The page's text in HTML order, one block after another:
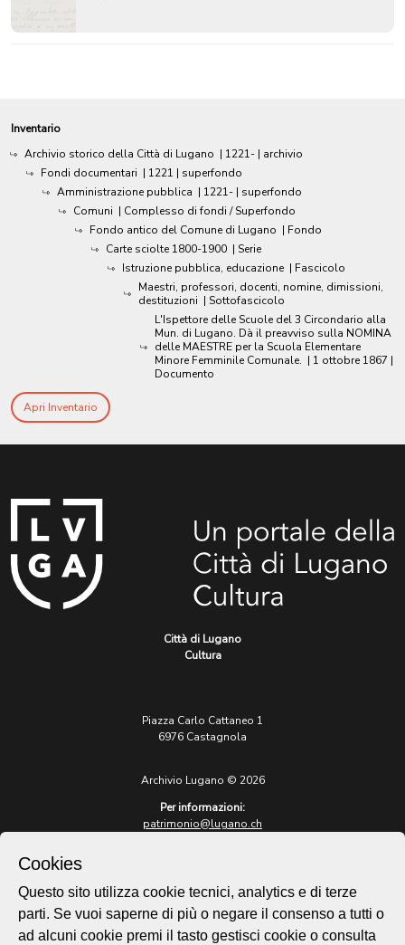
Inventario
Archivio storico della Città di Lugano | 1221- | archivio
Fondi documentari | 1221 | superfondo
Amministrazione pubblica | 1221- | superfondo
Comuni | Complesso di fondi / Superfondo
Fondo antico del Comune di Lugano | Fondo
Carte sciolte 1800-1900 | Serie
Istruzione pubblica, educazione | Fascicolo
Maestri, professori, docenti, nomine, dimissioni,
destituzioni | Sottofascicolo
L'Ispettore delle Scuole del 3 Circondario alla
Mun. di Lugano. Dà il preavviso sulla NOMINA
delle MAESTRE per la Scuola Elementare
Minore Femminile Comunale. | 1 ottobre 1867 |
Documento
Apri Inventario
Città di Lugano
Cultura
Piazza Carlo Cattaneo 1
6976 Castagnola
Archivio Lugano © 2026
Per informazioni:
patrimonio@lugano.ch
lugano.ch
Cookie policy
Cookies
Questo sito utilizza cookie tecnici, analytics e di terze
parti. Se vuoi saperne di più o negare il consenso a tutti o
ad alcuni cookie premi il tasto gestisci cookie o consulta